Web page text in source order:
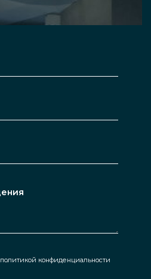
политикой конфиденциальности